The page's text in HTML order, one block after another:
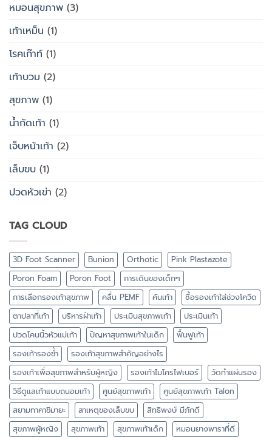
หมอนสุขภาพ (3)
เท้าเหม็น (1)
โรคเก๊าท์ (1)
เท้าบวม (2)
สุขภาพ (1)
น้ำกัดเท้า (1)
เจ็บหน้าเท้า (2)
เล็บขบ (1)
ปวดหัวเข่า (2)
TAG CLOUD
3D Foot Scanner Bunion Orthotic
Pink Plastazote
Poron Foam
Poron Foot
การเดินของเด็กๆ
การเลือกรองเท้าสุขภาพ
คลื่น PEMF คันเท้า
ซื้อรองเท้าใส่ช่วงโควิด
ตาปลาที่เท้า
บริหารฝ่าเท้า ประเมินสุขภาพเท้า
ประเมินเท้า
ปวดโคนนิ้วหัวแม่เท้า
ปัญหาสุขภาพเท้าในเด็ก
ฟื้นฟูเท้า
รองเท้ารองช้ำ
รองเท้าสุขภาพสำคัญอย่างไร
รองเท้าเพื่อสุขภาพสำหรับผู้หญิง
รองเท้าไมโครไฟเบอร์
วัดทำแผ่นรอง
วิธีดูแลเท้าแบบถนอมเท้า
ศูนย์สุขภาพเท้า
ศูนย์สุขภาพเท้า Talon
สยามทาคาชิมายะ
สาเหตุของเล็บขบ
สิทธิพงษ์ มีภักดี
สุขภาพผู้หญิง
สุขภาพเท้า สุขภาพเท้าเด็ก
หมอนยางพาราที่ดี